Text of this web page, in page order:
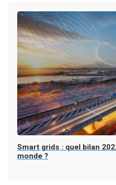
Smart grids : quel bilan
monde ?